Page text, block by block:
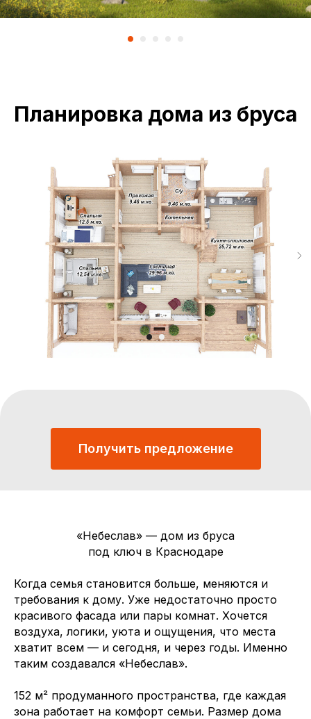
Планировка дома из бруса
Получить предложение
«Небеслав» — дом из бруса
под ключ в Краснодаре
Когда семья становится больше, меняются и
требования к дому. Уже недостаточно просто
красивого фасада или пары комнат. Хочется
воздуха, логики, уюта и ощущения, что места
хватит всем — и сегодня, и через годы. Именно
таким создавался «Небеслав».
152 м² продуманного пространства, где каждая
зона работает на комфорт семьи. Размер дома